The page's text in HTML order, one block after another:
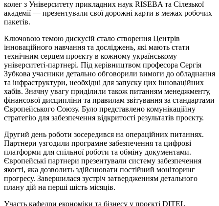
колег з Університету прикладних наук RISEBA та Сілезької
академії — презентували свої дорожні карти в межах робочих
пакетів.
Ключовою темою дискусій стало створення Центрів
інноваційного навчання та досліджень, які мають стати
технічним серцем проєкту в кожному українському
університеті-партнері. Під керівництвом професора Сергія
Зубкова учасники детально обговорили вимоги до обладнання
та інфраструктури, необхідні для запуску цих інноваційних
хабів. Значну увагу приділили також питанням менеджменту,
фінансової дисципліни та правилам звітування за стандартами
Європейського Союзу. Було представлено комунікаційну
стратегію для забезпечення відкритості результатів проєкту.
Другий день роботи зосередився на операційних питаннях.
Партнери узгодили програмне забезпечення та цифрові
платформи для спільної роботи та обміну документами.
Європейські партнери презентували систему забезпечення
якості, яка дозволить здійснювати постійний моніторинг
прогресу. Завершилася зустріч затвердженням детального
плану дій на перші шість місяців.
Участь кафедри економіки та бізнесу у проєкті DITEL